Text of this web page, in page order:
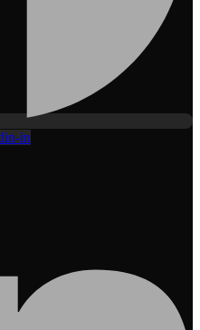
in